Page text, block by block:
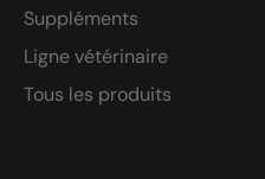
Suppléments
Ligne vétérinaire
Tous les produits